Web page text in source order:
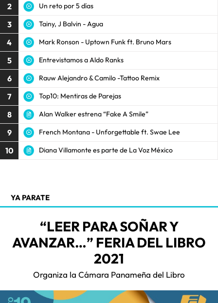
2 Un reto por 5 días
3 Tainy, J Balvin - Agua
4 Mark Ronson - Uptown Funk ft. Bruno Mars
5 Entrevistamos a Aldo Ranks
6 Rauw Alejandro & Camilo -Tattoo Remix
7 Top10: Mentiras de Parejas
8 Alan Walker estrena “Fake A Smile”
9 French Montana - Unforgettable ft. Swae Lee
10 Diana Villamonte es parte de La Voz México
YA PARATE
“LEER PARA SOÑAR Y
AVANZAR…” FERIA DEL LIBRO
2021
Organiza la Cámara Panameña del Libro